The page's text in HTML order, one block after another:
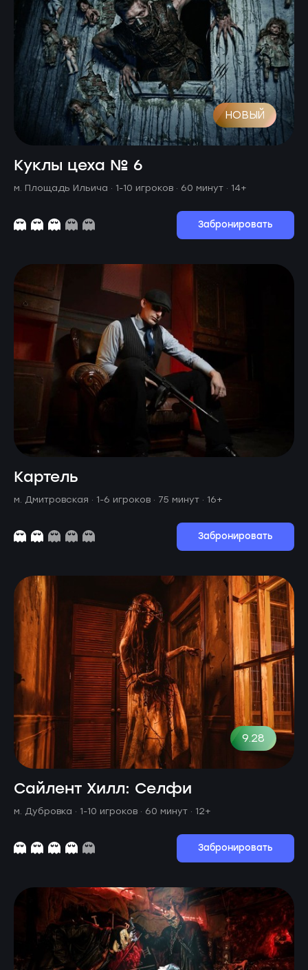
НОВЫЙ
Куклы цеха № 6
м. Площадь Ильича · 1-10 игроков · 60 минут · 14+
Забронировать
Картель
м. Дмитровская · 1-6 игроков · 75 минут · 16+
Забронировать
9.28
Сайлент Хилл: Селфи
м. Дубровка · 1-10 игроков · 60 минут · 12+
Забронировать